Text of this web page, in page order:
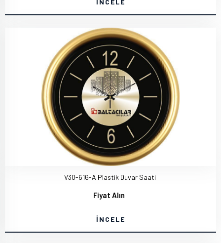
İNCELE
V30-616-A Plastik Duvar Saati
Fiyat Alın
İNCELE